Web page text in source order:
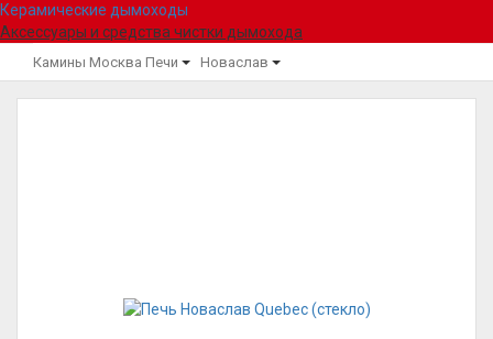
Керамические дымоходы
Аксессуары и средства чистки дымохода
Камины Москва Печи Новаслав